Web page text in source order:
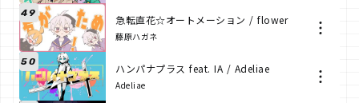
49 急転直花☆オートメーション / flower
藤原ハガネ
50 ハンパナプラス feat. IA / Adeliae
Adeliae